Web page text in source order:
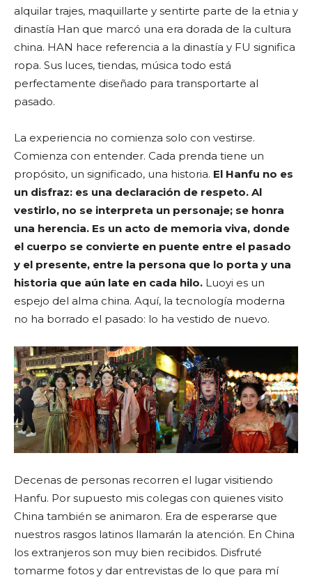
alquilar trajes, maquillarte y sentirte parte de la etnia y
dinastía Han que marcó una era dorada de la cultura
china. HAN hace referencia a la dinastía y FU significa
ropa. Sus luces, tiendas, música todo está
perfectamente diseñado para transportarte al
pasado.
La experiencia no comienza solo con vestirse.
Comienza con entender. Cada prenda tiene un
propósito, un significado, una historia. El Hanfu no es
un disfraz: es una declaración de respeto. Al
vestirlo, no se interpreta un personaje; se honra
una herencia. Es un acto de memoria viva, donde
el cuerpo se convierte en puente entre el pasado
y el presente, entre la persona que lo porta y una
historia que aún late en cada hilo. Luoyi es un
espejo del alma china. Aquí, la tecnología moderna
no ha borrado el pasado: lo ha vestido de nuevo.
Decenas de personas recorren el lugar visitiendo
Hanfu. Por supuesto mis colegas con quienes visito
China también se animaron. Era de esperarse que
nuestros rasgos latinos llamarán la atención. En China
los extranjeros son muy bien recibidos. Disfruté
tomarme fotos y dar entrevistas de lo que para mí